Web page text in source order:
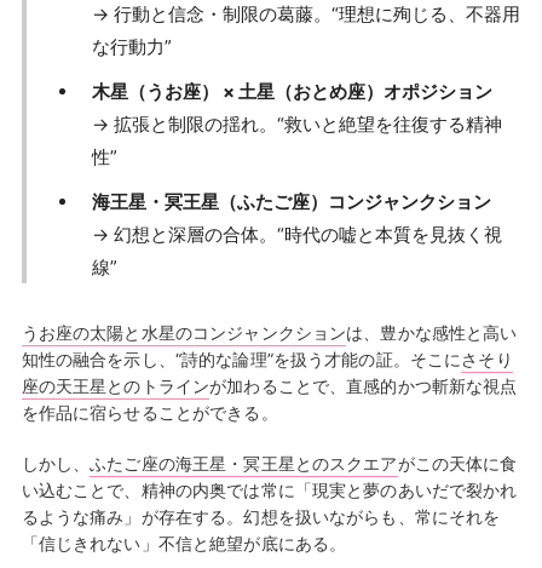
→ 行動と信念・制限の葛藤。“理想に殉じる、不器用
な行動力”
木星（うお座） × 土星（おとめ座）オポジション
→ 拡張と制限の揺れ。“救いと絶望を往復する精神
性”
海王星・冥王星（ふたご座）コンジャンクション
→ 幻想と深層の合体。“時代の嘘と本質を見抜く視
線”
うお座の太陽と水星のコンジャンクションは、豊かな感性と高い
知性の融合を示し、“詩的な論理”を扱う才能の証。そこにさそり
座の天王星とのトラインが加わることで、直感的かつ斬新な視点
を作品に宿らせることができる。
しかし、ふたご座の海王星・冥王星とのスクエアがこの天体に食
い込むことで、精神の内奥では常に「現実と夢のあいだで裂かれ
るような痛み」が存在する。幻想を扱いながらも、常にそれを
「信じきれない」不信と絶望が底にある。